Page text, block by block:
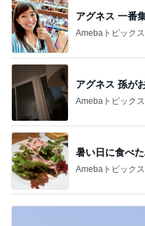
アグネス 一番
Amebaトピックス
アグネス 孫が
Amebaトピックス
暑い日に食べ
Amebaトピックス